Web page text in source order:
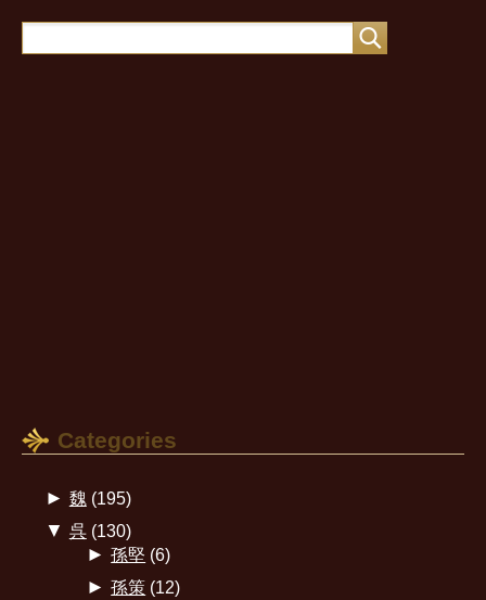
Categories
► 魏(195)
▼ 呉(130)
► 孫堅 (6)
► 孫策 (12)